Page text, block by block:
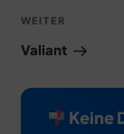
Nächster
Beitrag
WEITER
Valiant
Keine